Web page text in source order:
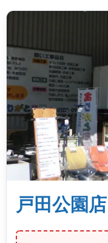
戸田公園店